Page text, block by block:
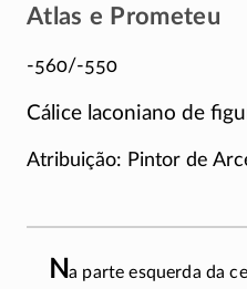
Atlas e Prometeu
-560/-550
Cálice laconiano de
Atribuição: Pintor de
Na parte esquerda da